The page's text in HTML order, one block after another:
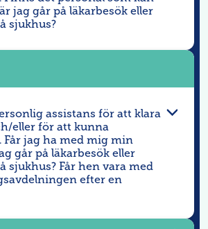
jag går på läkarbesök eller
sjukhus?
assistans för att klara
eller för att kunna
jag ha med mig min
går på läkarbesök eller
sjukhus? Får hen vara med
efter en